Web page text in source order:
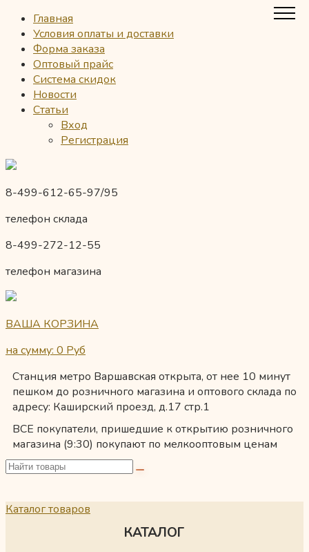
Главная
Условия оплаты и доставки
Форма заказа
Оптовый прайс
Система скидок
Новости
Статьи
Вход
Регистрация
8-499-612-65-97/95
телефон склада
8-499-272-12-55
телефон магазина
ВАША КОРЗИНА
на сумму: 0 Руб
Станция метро Варшавская открыта, от нее 10 минут
пешком до розничного магазина и оптового склада по
адресу: Каширский проезд, д.17 стр.1
ВСЕ покупатели, пришедшие к открытию розничного
магазина (9:30) покупают по мелкооптовым ценам
Каталог товаров
КАТАЛОГ